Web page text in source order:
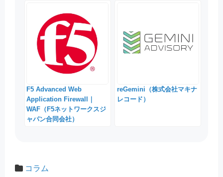
F5 Advanced Web
Application Firewall｜
WAF（F5ネットワークスジ
ャパン合同会社）
reGemini（株式会社マキナ
レコード）
コラム